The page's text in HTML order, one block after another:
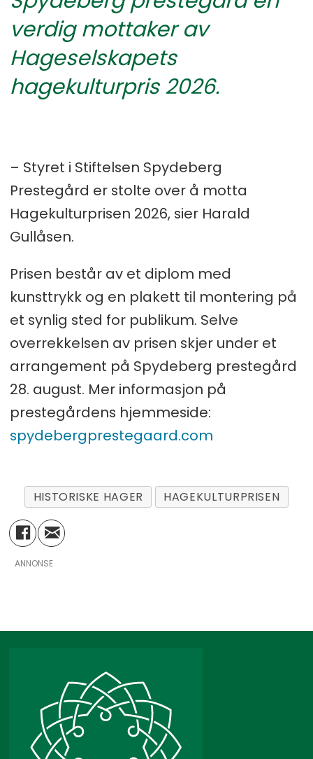
verdig mottaker av
Hageselskapets
hagekulturpris 2026.
– Styret i Stiftelsen Spydeberg
Prestegård er stolte over å motta
Hagekulturprisen 2026, sier Harald
Gullåsen.
Prisen består av et diplom med
kunsttrykk og en plakett til montering på
et synlig sted for publikum. Selve
overrekkelsen av prisen skjer under et
arrangement på Spydeberg prestegård
28. august. Mer informasjon på
prestegårdens hjemmeside:
spydebergprestegaard.com
HISTORISKE HAGER HAGEKULTURPRISEN
ANNONSE